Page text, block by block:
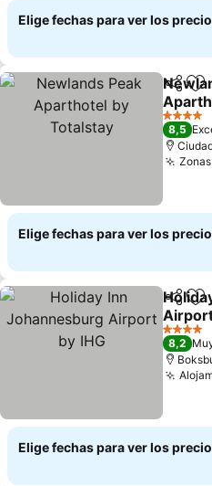
Elige fechas para ver los
Ver
4 Estrellas
8,5
Elige fechas para ver los
Ver
4 Estrellas
8,2
Elige fechas para ver los